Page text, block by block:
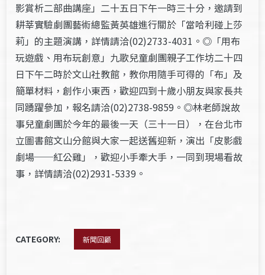
影賞析二部曲講座」二十五日下午一時三十分，邀請到
耕莘實驗劇團藝術總監黃英雄進行關於「當哈利碰上莎
莉」的主題演講，詳情請洽(02)2733-4031。◎「用布
玩遊戲、用布玩創意」九歌兒童劇團親子工作坊二十四
日下午二時於文山社教館，教你用隨手可得的「布」及
簡單材料，創作小東西，歡迎四到十歲小朋友與家長共
同踴躍參加，報名請洽(02)2738-9859。◎林老師說故
事兒童劇團於今年的最後一天（三十一日），在台北市
立圖書館文山分館與大家一起送舊迎新，演出「皮影戲
劇場──紅公雞」，歡迎小手牽大手，一同到現場看故
事，詳情請洽(02)2931-5339。
CATEGORY: 新聞回顧